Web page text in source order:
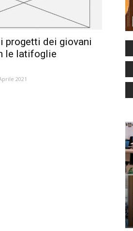
progetti dei giovani
le latifoglie
2021